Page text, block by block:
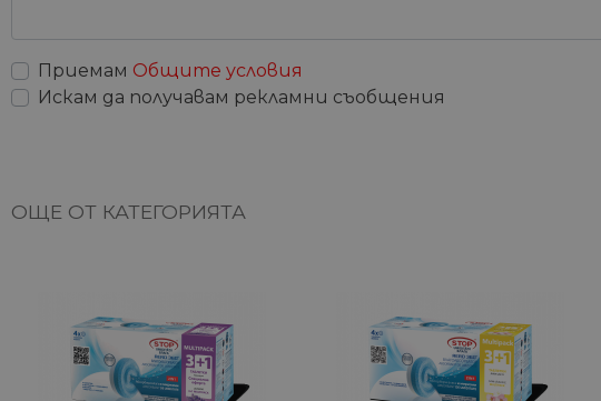
Приемам Общите условия
Искам да получавам рекламни съобщения
ОЩЕ ОТ КАТЕГОРИЯТА
НЕКЛАСИФИЦИРАНИ
G_ENABLED_IDPS
.www.home-